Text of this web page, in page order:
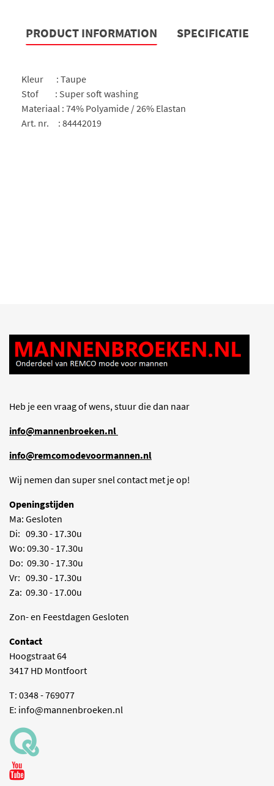
PRODUCT INFORMATION SPECIFICATIE
Kleur : Taupe
Stof : Super soft washing
Materiaal : 74% Polyamide / 26% Elastan
Art. nr. : 84442019
Heb je een vraag of wens, stuur die dan naar
info@mannenbroeken.nl
info@remcomodevoormannen.nl
Wij nemen dan super snel contact met je op!
Openingstijden
Ma: Gesloten
Di: 09.30 - 17.30u
Wo: 09.30 - 17.30u
Do: 09.30 - 17.30u
Vr: 09.30 - 17.30u
Za: 09.30 - 17.00u
Zon- en Feestdagen Gesloten
Contact
Hoogstraat 64
3417 HD Montfoort
T: 0348 - 769077
E: info@mannenbroeken.nl